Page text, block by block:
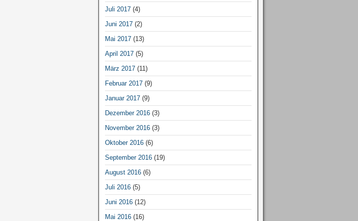
Juli 2017(4)
Juni 2017(2)
Mai 2017(13)
April 2017(5)
März 2017(11)
Februar 2017(9)
Januar 2017(9)
Dezember 2016(3)
November 2016(3)
Oktober 2016(6)
September 2016(19)
August 2016(6)
Juli 2016(5)
Juni 2016(12)
Mai 2016(16)